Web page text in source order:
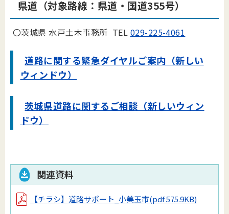
県道 （対象路線：県道・国道355号）
〇茨城県 水戸土木事務所 TEL 029-225-4061
道路に関する緊急ダイヤルご案内（新しい
ウィンドウ）
茨城県道路に関するご相談（新しいウィン
ドウ）
関連資料
【チラシ】道路サポート_小美玉市(pdf 575.9KB)